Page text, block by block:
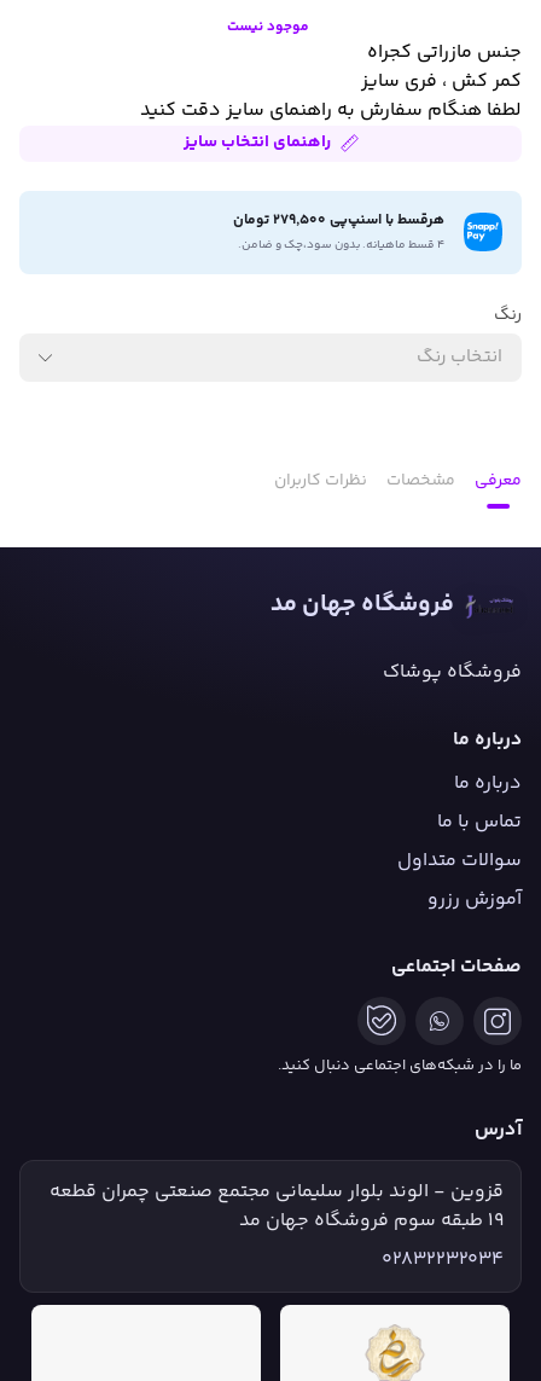
موجود نیست
جنس مازراتی کجراه
کمر کش ، فری سایز
لطفا هنگام سفارش به راهنمای سایز دقت کنید
راهنمای انتخاب سایز
هرقسط با اسنپ‌پی 279,500 تومان
۴ قسط ماهیانه. بدون سود،چک و ضامن.
رنگ
انتخاب رنگ
معرفی مشخصات نظرات کاربران
فروشگاه جهان مد
فروشگاه پوشاک
درباره ما
درباره ما
تماس با ما
سوالات متداول
آموزش رزرو
صفحات اجتماعی
ما را در شبکه‌های اجتماعی دنبال کنید.
آدرس
قزوین - الوند بلوار سلیمانی مجتمع صنعتی چمران قطعه
۱۹ طبقه سوم فروشگاه جهان مد
02832232034